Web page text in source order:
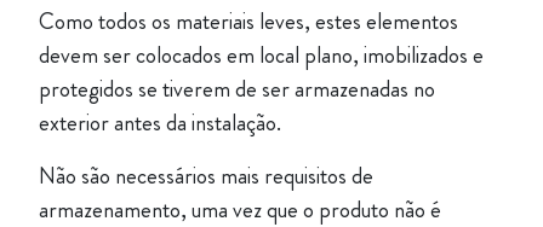
Como todos os materiais leves, estes elementos
devem ser colocados em local plano, imobilizados e
protegidos se tiverem de ser armazenadas no
exterior antes da instalação.
Não são necessários mais requisitos de
armazenamento, uma vez que o produto não é